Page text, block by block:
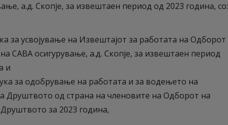
а.д. Скопје, за извештаен период од 2023 година, со:
за усвојување на Извештајот за работата на Одборот
САВА осигурување, а.д. Скопје, за извештаен период
и
за одобрување на работата и за водењето на
Друштвото од страна на членовите на Одборот на
за 2023 година,